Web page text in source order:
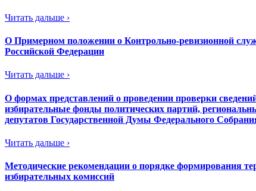
Читать дальше ›
О Примерном положении о Контрольно-ревизионной
Российской Федерации
Читать дальше ›
О формах представлений о проведении проверки
избирательные фонды политических партий,
депутатов Государственной Думы Федерального
Читать дальше ›
Методические рекомендации о порядке формирования
избирательных комиссий